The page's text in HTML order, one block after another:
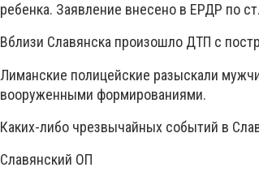
ребенка. Заявление внесено в ЕРДР по
Вблизи Славянска произошло ДТП с
Лиманские полицейские разыскали
вооруженными формированиями.
Каких-либо чрезвычайных событий в
Славянский ОП